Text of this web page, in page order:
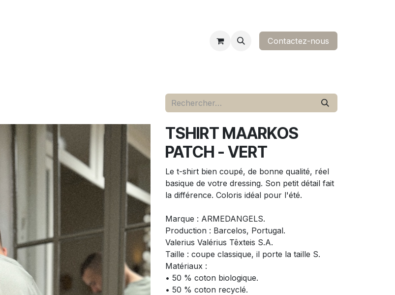
contact Contactez-nous​
TSHIRT MAARKOS
PATCH - VERT
Le t-shirt bien coupé, de bonne qualité, réel
basique de votre dressing. Son petit détail fait
la différence. Coloris idéal pour l'été.
Marque : ARMEDANGELS.
Production : Barcelos, Portugal.
Valerius Valérius Têxteis S.A.
Taille : coupe classique, il porte la taille S.
Matériaux :
• 50 % coton biologique.
• 50 % coton recyclé.